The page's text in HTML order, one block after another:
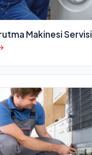
Makinesi Servisi